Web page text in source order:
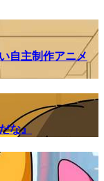
自主制作アニメ
な』